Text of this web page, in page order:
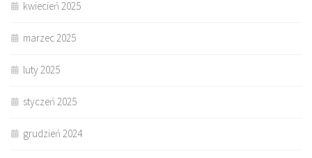
kwiecień 2025
marzec 2025
luty 2025
styczeń 2025
grudzień 2024